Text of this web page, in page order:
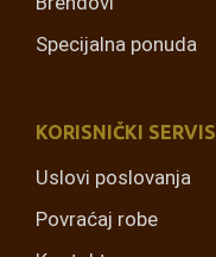
Specijalna ponuda
KORISNIČKI SERVIS
Uslovi poslovanja
Povraćaj robe